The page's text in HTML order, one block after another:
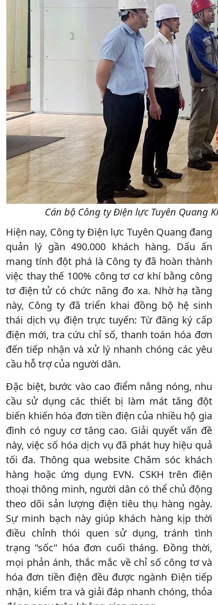
Cán bộ Công ty Điện lực Tuyên Quang
Hiện nay, Công ty Điện lực Tuyên Quang đang
quản lý gần 490.000 khách hàng. Dấu ấn
mang tính đột phá là Công ty đã hoàn thành
việc thay thế 100% công tơ cơ khí bằng công
tơ điện tử có chức năng đo xa. Nhờ hạ tầng
này, Công ty đã triển khai đồng bộ hệ sinh
thái dịch vụ điện trực tuyến: Từ đăng ký cấp
điện mới, tra cứu chỉ số, thanh toán hóa đơn
đến tiếp nhận và xử lý nhanh chóng các yêu
cầu hỗ trợ của người dân.
Đặc biệt, bước vào cao điểm nắng nóng, nhu
cầu sử dụng các thiết bị làm mát tăng đột
biến khiến hóa đơn tiền điện của nhiều hộ gia
đình có nguy cơ tăng cao. Giải quyết vấn đề
này, việc số hóa dịch vụ đã phát huy hiệu quả
tối đa. Thông qua website Chăm sóc khách
hàng hoặc ứng dụng EVN. CSKH trên điện
thoại thông minh, người dân có thể chủ động
theo dõi sản lượng điện tiêu thụ hàng ngày.
Sự minh bạch này giúp khách hàng kịp thời
điều chỉnh thói quen sử dụng, tránh tình
trạng "sốc" hóa đơn cuối tháng. Đồng thời,
mọi phản ánh, thắc mắc về chỉ số công tơ và
hóa đơn tiền điện đều được ngành Điện tiếp
nhận, kiểm tra và giải đáp nhanh chóng, thỏa